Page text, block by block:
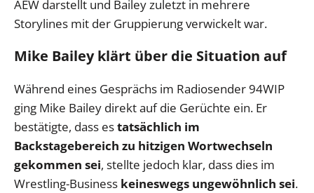
AEW darstellt und Bailey zuletzt in mehrere
Storylines mit der Gruppierung verwickelt war.
Mike Bailey klärt über die Situation auf
Während eines Gesprächs im Radiosender 94WIP
ging Mike Bailey direkt auf die Gerüchte ein. Er
bestätigte, dass estatsächlich im
Backstagebereich zu hitzigen Wortwechseln
gekommen sei, stellte jedoch klar, dass dies im
Wrestling-Business keineswegs ungewöhnlich sei.